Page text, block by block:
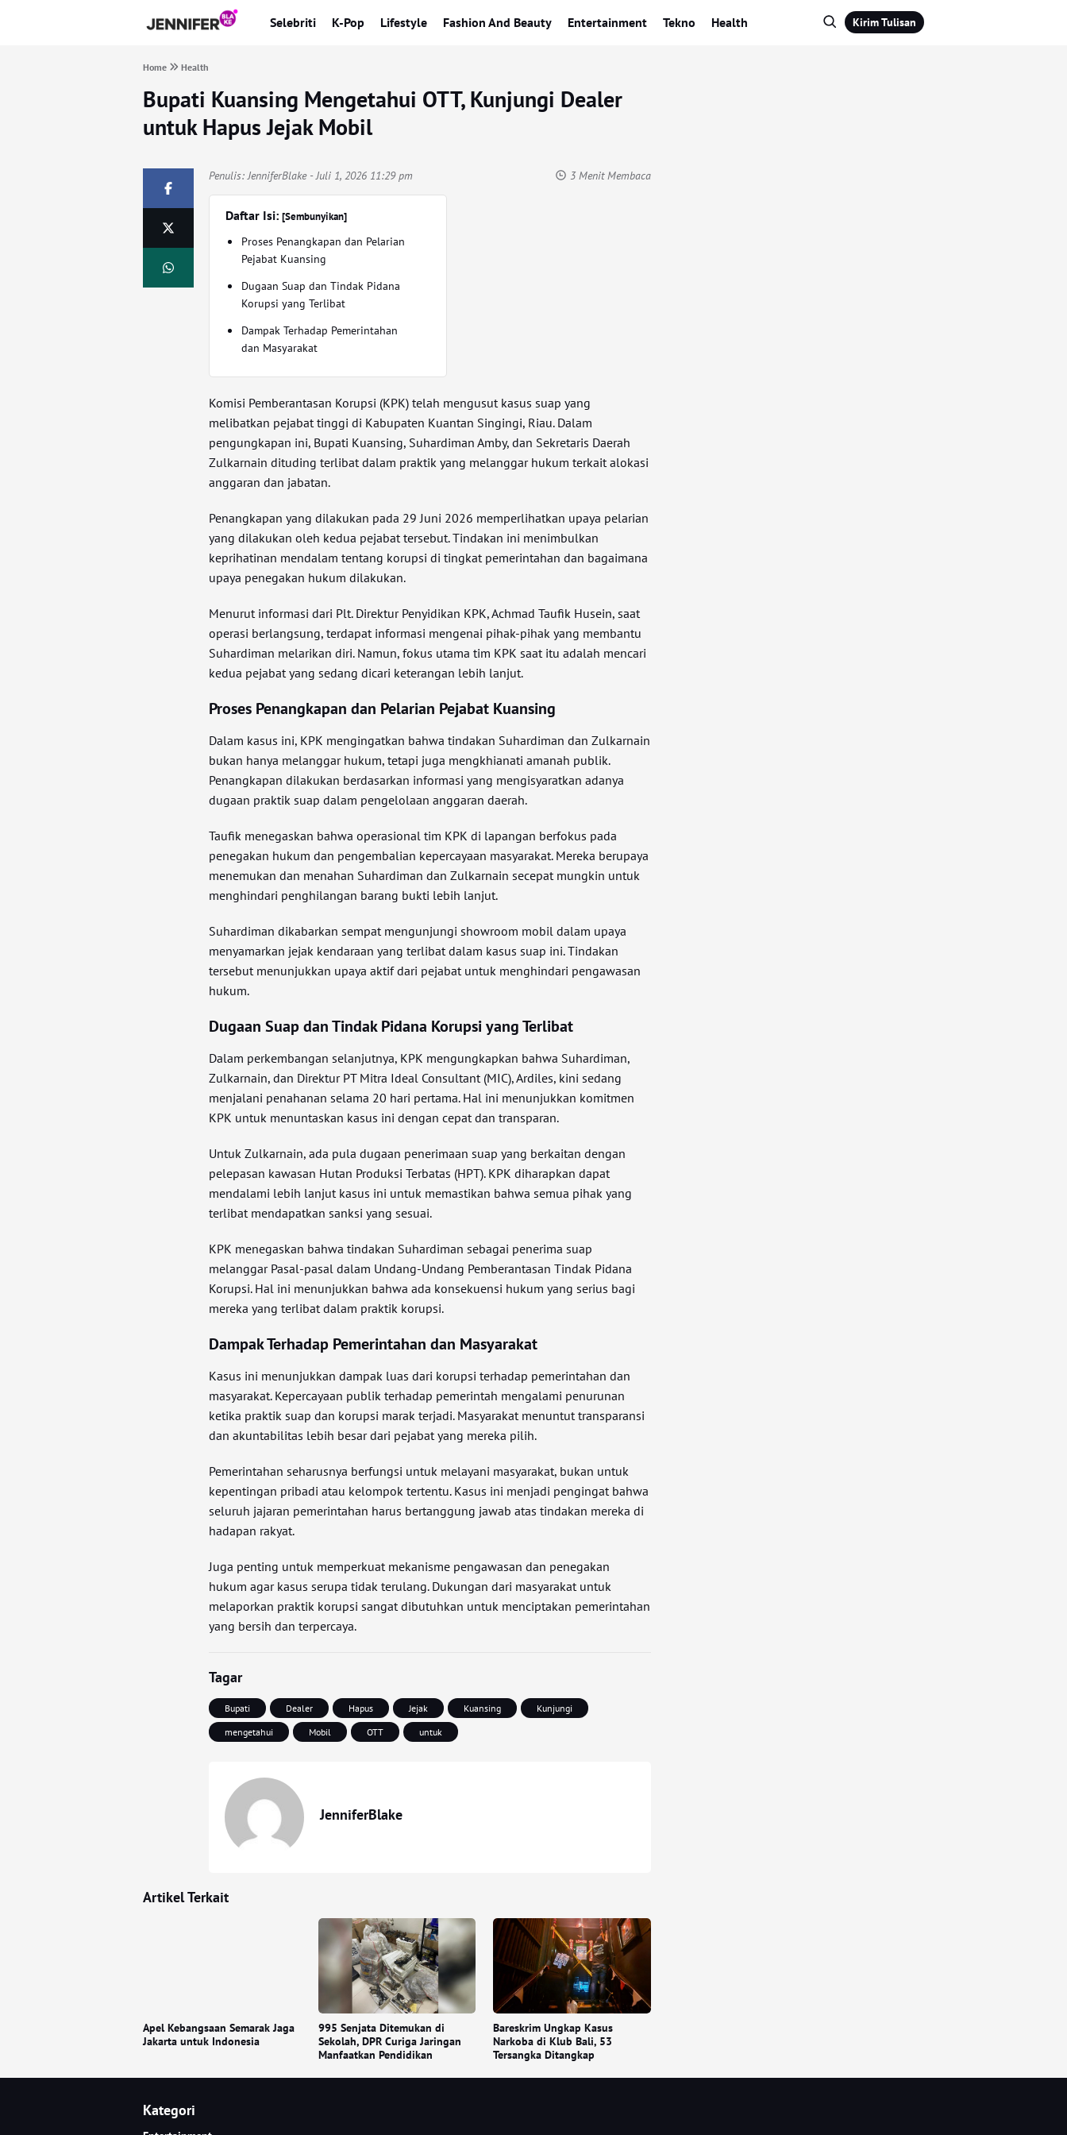
Selebriti K-Pop Lifestyle Fashion And Beauty Entertainment Tekno Health Kirim Tulisan
Home Health
Bupati Kuansing Mengetahui OTT, Kunjungi Dealer
untuk Hapus Jejak Mobil
Penulis:JenniferBlake- Juli 1, 2026 11:29 pm 3 Menit Membaca
Daftar Isi:[Sembunyikan]
Proses Penangkapan dan Pelarian
Pejabat Kuansing
Dugaan Suap dan Tindak Pidana
Korupsi yang Terlibat
Dampak Terhadap Pemerintahan
dan Masyarakat
Komisi Pemberantasan Korupsi (KPK) telah mengusut kasus suap yang
melibatkan pejabat tinggi di Kabupaten Kuantan Singingi, Riau. Dalam
pengungkapan ini, Bupati Kuansing, Suhardiman Amby, dan Sekretaris Daerah
Zulkarnain dituding terlibat dalam praktik yang melanggar hukum terkait alokasi
anggaran dan jabatan.
Penangkapan yang dilakukan pada 29 Juni 2026 memperlihatkan upaya pelarian
yang dilakukan oleh kedua pejabat tersebut. Tindakan ini menimbulkan
keprihatinan mendalam tentang korupsi di tingkat pemerintahan dan bagaimana
upaya penegakan hukum dilakukan.
Menurut informasi dari Plt. Direktur Penyidikan KPK, Achmad Taufik Husein, saat
operasi berlangsung, terdapat informasi mengenai pihak-pihak yang membantu
Suhardiman melarikan diri. Namun, fokus utama tim KPK saat itu adalah mencari
kedua pejabat yang sedang dicari keterangan lebih lanjut.
Proses Penangkapan dan Pelarian Pejabat Kuansing
Dalam kasus ini, KPK mengingatkan bahwa tindakan Suhardiman dan Zulkarnain
bukan hanya melanggar hukum, tetapi juga mengkhianati amanah publik.
Penangkapan dilakukan berdasarkan informasi yang mengisyaratkan adanya
dugaan praktik suap dalam pengelolaan anggaran daerah.
Taufik menegaskan bahwa operasional tim KPK di lapangan berfokus pada
penegakan hukum dan pengembalian kepercayaan masyarakat. Mereka berupaya
menemukan dan menahan Suhardiman dan Zulkarnain secepat mungkin untuk
menghindari penghilangan barang bukti lebih lanjut.
Suhardiman dikabarkan sempat mengunjungi showroom mobil dalam upaya
menyamarkan jejak kendaraan yang terlibat dalam kasus suap ini. Tindakan
tersebut menunjukkan upaya aktif dari pejabat untuk menghindari pengawasan
hukum.
Dugaan Suap dan Tindak Pidana Korupsi yang Terlibat
Dalam perkembangan selanjutnya, KPK mengungkapkan bahwa Suhardiman,
Zulkarnain, dan Direktur PT Mitra Ideal Consultant (MIC), Ardiles, kini sedang
menjalani penahanan selama 20 hari pertama. Hal ini menunjukkan komitmen
KPK untuk menuntaskan kasus ini dengan cepat dan transparan.
Untuk Zulkarnain, ada pula dugaan penerimaan suap yang berkaitan dengan
pelepasan kawasan Hutan Produksi Terbatas (HPT). KPK diharapkan dapat
mendalami lebih lanjut kasus ini untuk memastikan bahwa semua pihak yang
terlibat mendapatkan sanksi yang sesuai.
KPK menegaskan bahwa tindakan Suhardiman sebagai penerima suap
melanggar Pasal-pasal dalam Undang-Undang Pemberantasan Tindak Pidana
Korupsi. Hal ini menunjukkan bahwa ada konsekuensi hukum yang serius bagi
mereka yang terlibat dalam praktik korupsi.
Dampak Terhadap Pemerintahan dan Masyarakat
Kasus ini menunjukkan dampak luas dari korupsi terhadap pemerintahan dan
masyarakat. Kepercayaan publik terhadap pemerintah mengalami penurunan
ketika praktik suap dan korupsi marak terjadi. Masyarakat menuntut transparansi
dan akuntabilitas lebih besar dari pejabat yang mereka pilih.
Pemerintahan seharusnya berfungsi untuk melayani masyarakat, bukan untuk
kepentingan pribadi atau kelompok tertentu. Kasus ini menjadi pengingat bahwa
seluruh jajaran pemerintahan harus bertanggung jawab atas tindakan mereka di
hadapan rakyat.
Juga penting untuk memperkuat mekanisme pengawasan dan penegakan
hukum agar kasus serupa tidak terulang. Dukungan dari masyarakat untuk
melaporkan praktik korupsi sangat dibutuhkan untuk menciptakan pemerintahan
yang bersih dan terpercaya.
Tagar
Bupati Dealer Hapus Jejak Kuansing
Kunjungi
mengetahui
Mobil OTT untuk
JenniferBlake
Artikel Terkait
Apel Kebangsaan Semarak Jaga
Jakarta untuk Indonesia
995 Senjata Ditemukan di
Sekolah, DPR Curiga Jaringan
Manfaatkan Pendidikan
Bareskrim Ungkap Kasus
Narkoba di Klub Bali, 53
Tersangka Ditangkap
Kategori